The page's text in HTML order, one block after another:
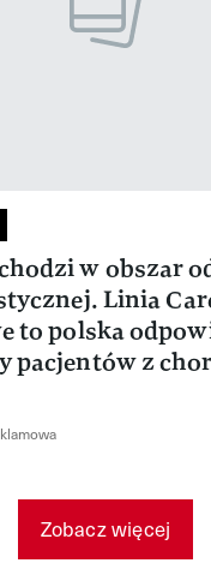
w obszar
Linia
to polska
pacjentów z
Zobacz więcej